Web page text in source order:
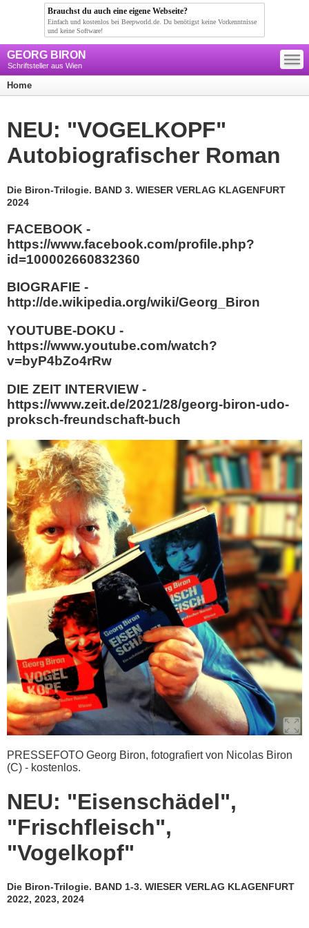
Brauchst du auch eine eigene Webseite?
Einfach und kostenlos bei Beepworld.de. Du benötigst keine Vorkenntnisse
und keine Software!
GEORG BIRON
Schriftsteller aus Wien
—
—
—
Home
NEU: "VOGELKOPF"
Autobiografischer Roman
Die Biron-Trilogie. BAND 3. WIESER VERLAG KLAGENFURT
2024
FACEBOOK -
https://www.facebook.com/profile.php?
id=100002660832360
BIOGRAFIE -
http://de.wikipedia.org/wiki/Georg_Biron
YOUTUBE-DOKU -
https://www.youtube.com/watch?
v=byP4bZo4rRw
DIE ZEIT INTERVIEW -
https://www.zeit.de/2021/28/georg-biron-udo-
proksch-freundschaft-buch
PRESSEFOTO Georg Biron, fotografiert von Nicolas Biron
(C) - kostenlos.
NEU: "Eisenschädel",
"Frischfleisch",
"Vogelkopf"
Die Biron-Trilogie. BAND 1-3. WIESER VERLAG KLAGENFURT
2022, 2023, 2024